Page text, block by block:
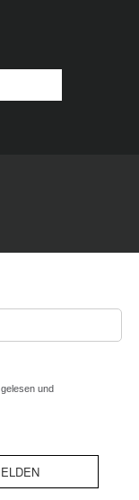
gelesen und